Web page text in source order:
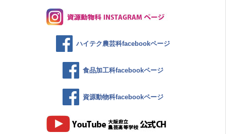
ハイテク農芸科facebookページ
食品加工科facebookページ
資源動物科facebookページ